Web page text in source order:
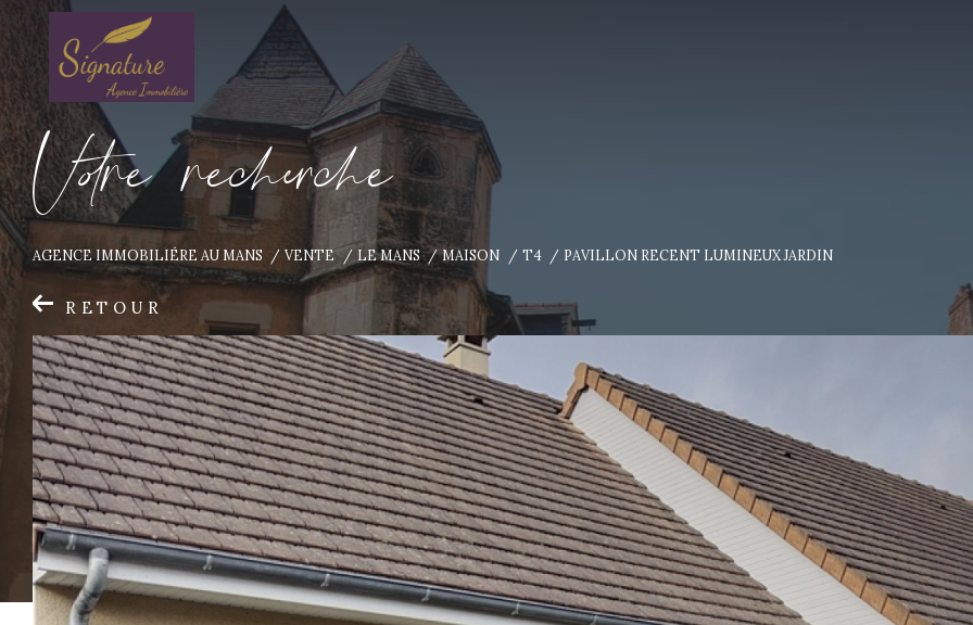
Vore recece
AGENCE IMMOBILIÉRE AU MANS VENTE LE MANS MAISON T4 PAVILLON RECENT LUMINEUX JARDIN
RETOUR